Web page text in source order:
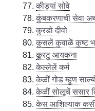
कीड्यां सोवे
कुंबकरणाची सेवा
कुरडो दीवो
कुसलें कुवाळें कुष्ट
कूरटु आयकना
केल्लेलें कर्म
केळीं गोड म्हुण
केळीं सोलूचें ससार
केस आशिल्याक